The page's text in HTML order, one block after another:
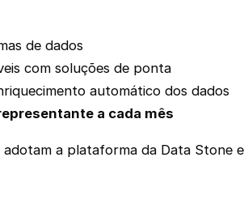
de dados
com soluções de ponta
automático dos dados
a cada mês
a plataforma da Data Stone